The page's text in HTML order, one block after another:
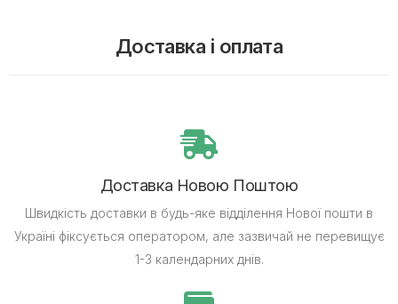
Доставка і оплата
Доставка Новою Поштою
Швидкість доставки в будь-яке відділення Нової пошти в
Україні фіксується оператором, але зазвичай не перевищує
1-3 календарних днів.